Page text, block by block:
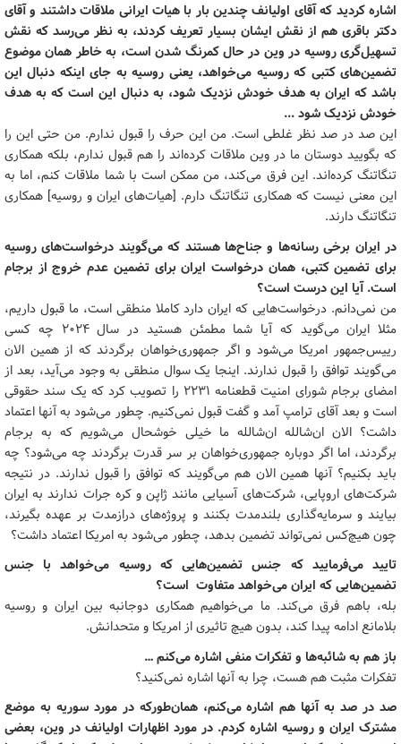
اشاره کردید که آقای اولیانف چندین بار با هیات ایرانی ملاقات داشتند و آقای
دکتر باقری هم از نقش ایشان بسیار تعریف کردند، به نظر می‌رسد که نقش
تسهیل‌گری روسیه در وین در حال کمرنگ شدن است، به خاطر همان موضوع
تضمین‌های کتبی که روسیه می‌خواهد، یعنی روسیه به جای اینکه دنبال این
باشد که ایران به هدف خودش نزدیک شود، به دنبال این است که به هدف
خودش نزدیک شود ...
این صد در صد نظر غلطی است. من این حرف را قبول ندارم. من حتی این را
که بگویید دوستان ما در وین ملاقات کرده‌اند را هم قبول ندارم، بلکه همکاری
تنگاتنگ کرده‌اند. این فرق می‌کند، من ممکن است با شما ملاقات کنم، اما به
این معنی نیست که همکاری تنگاتنگ دارم. [هیات‌های ایران و روسیه] همکاری
تنگاتنگ دارند.
در ایران برخی رسانه‌ها و جناح‌ها هستند که می‌گویند درخواست‌های روسیه
برای تضمین کتبی، همان درخواست ایران برای تضمین عدم خروج از برجام
است. آیا این درست است؟
من نمی‌دانم. درخواست‌هایی که ایران دارد کاملا منطقی است، ما قبول داریم،
مثلا ایران می‌گوید که آیا شما مطمئن هستید در سال ۲۰۲۴ چه کسی
رییس‌جمهور امریکا می‌شود و اگر جمهوری‌خواهان برگردند که از همین الان
می‌گویند توافق را قبول ندارند. اینجا یک سوال منطقی به وجود می‌آید، بعد از
امضای برجام شورای امنیت قطعنامه ۲۲۳۱ را تصویب کرد که یک سند حقوقی
است و بعد آقای ترامپ آمد و گفت قبول نمی‌کنیم. چطور می‌شود به آنها اعتماد
داشت؟ الان ان‌شالله ان‌شالله ما خیلی خوشحال می‌شویم که به برجام
برگردند، اما اگر دوباره جمهوری‌خواهان بر سر قدرت برگردند چه می‌شود؟ چه
باید بکنیم؟ آنها همین الان هم می‌گویند که توافق را قبول ندارند. در نتیجه
شرکت‌های اروپایی، شرکت‌های آسیایی مانند ژاپن و کره جرات ندارند به ایران
بیایند و سرمایه‌گذاری بلندمدت بکنند و پروژه‌های درازمدت بر عهده بگیرند،
چون هیچ‌کس نمی‌تواند تضمین بدهد، چطور می‌شود به امریکا اعتماد داشت؟
تایید می‌فرمایید که جنس تضمین‌هایی که روسیه می‌خواهد با جنس
تضمین‌هایی که ایران می‌خواهد متفاوت است؟
بله، باهم فرق می‌کند. ما می‌خواهیم همکاری دوجانبه بین ایران و روسیه
بلامانع ادامه پیدا کند، بدون هیچ تاثیری از امریکا و متحدانش.
باز هم به شائبه‌ها و تفکرات منفی اشاره می‌کنم …
تفکرات مثبت هم هست، چرا به آنها اشاره نمی‌کنید؟
صد در صد به آنها هم اشاره می‌کنم، همان‌طورکه در مورد سوریه به موضع
مشترک ایران و روسیه اشاره کردم. در مورد اظهارات اولیانف در وین، بعضی